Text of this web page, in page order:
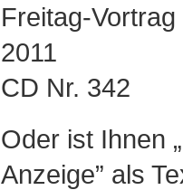
Freitag-
2011
CD Nr. 342
Oder ist Ihnen
Anzeige” als